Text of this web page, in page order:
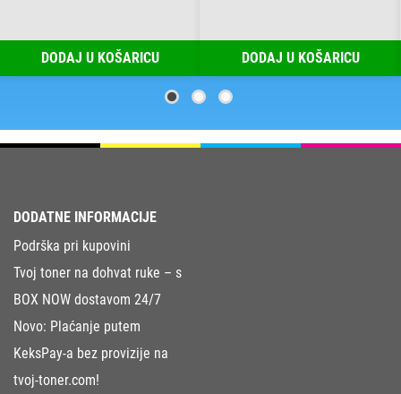
DODAJ U KOŠARICU DODAJ U KOŠARICU
DODATNE INFORMACIJE
Podrška pri kupovini
Tvoj toner na dohvat ruke – s
BOX NOW dostavom 24/7
Novo: Plaćanje putem
KeksPay-a bez provizije na
tvoj-toner.com!